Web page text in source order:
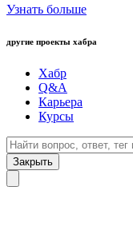
Узнать больше
другие проекты хабра
Хабр
Q&A
Карьера
Курсы
Закрыть